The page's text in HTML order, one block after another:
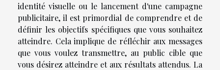
identité visuelle ou le lancement d'une campagne
publicitaire, il est primordial de comprendre et de
définir les objectifs spécifiques que vous souhaitez
atteindre. Cela implique de réfléchir aux messages
que vous voulez transmettre, au public cible que
vous désirez atteindre et aux résultats attendus. La